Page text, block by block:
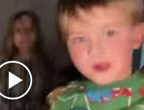
Play
Video